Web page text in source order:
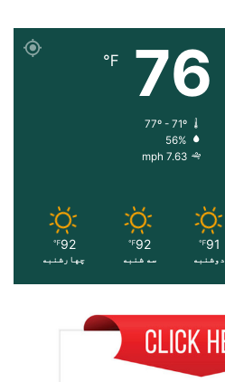
76
℉
77º - 71º
56%
7.63 mph
91
℉
دوشنبه
92
℉
سه شنبه
92
℉
چهارشنبه